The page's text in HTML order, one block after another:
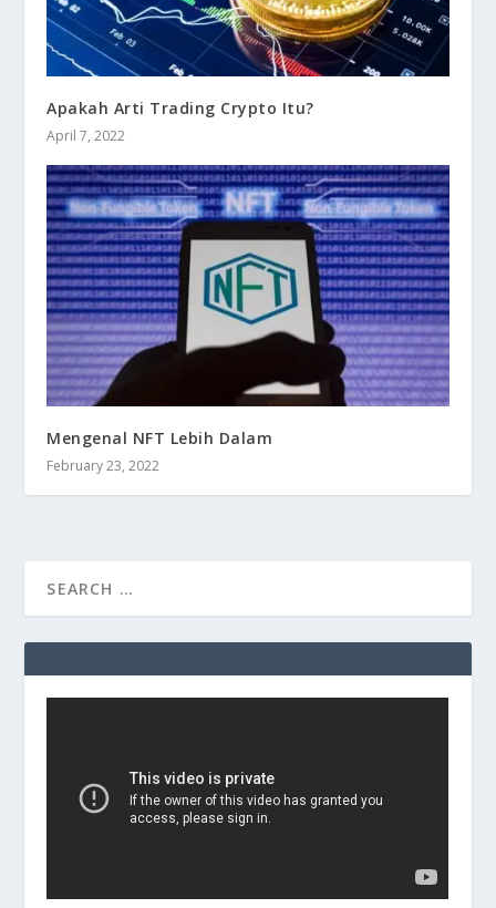
Apakah Arti Trading Crypto Itu?
April 7, 2022
Mengenal NFT Lebih Dalam
February 23, 2022